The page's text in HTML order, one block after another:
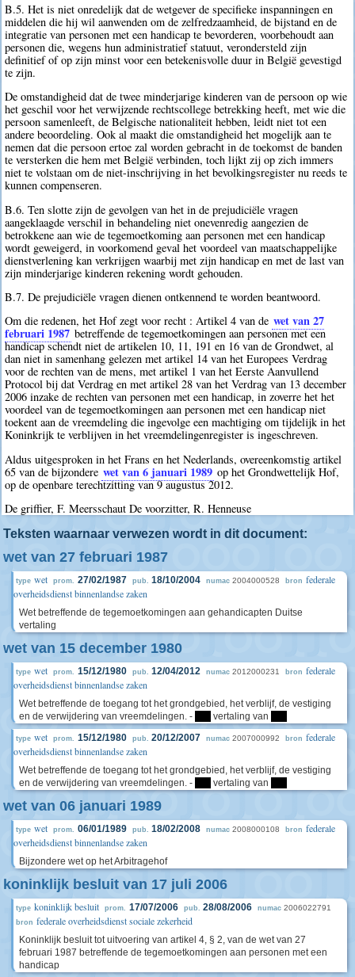
B.5. Het is niet onredelijk dat de wetgever de specifieke inspanningen en
middelen die hij wil aanwenden om de zelfredzaamheid, de bijstand en de
integratie van personen met een handicap te bevorderen, voorbehoudt aan
personen die, wegens hun administratief statuut, verondersteld zijn
definitief of op zijn minst voor een betekenisvolle duur in België gevestigd
te zijn.
De omstandigheid dat de twee minderjarige kinderen van de persoon op wie
het geschil voor het verwijzende rechtscollege betrekking heeft, met wie die
persoon samenleeft, de Belgische nationaliteit hebben, leidt niet tot een
andere beoordeling. Ook al maakt die omstandigheid het mogelijk aan te
nemen dat die persoon ertoe zal worden gebracht in de toekomst de banden
te versterken die hem met België verbinden, toch lijkt zij op zich immers
niet te volstaan om de niet-inschrijving in het bevolkingsregister nu reeds te
kunnen compenseren.
B.6. Ten slotte zijn de gevolgen van het in de prejudiciële vragen
aangeklaagde verschil in behandeling niet onevenredig aangezien de
betrokkene aan wie de tegemoetkoming aan personen met een handicap
wordt geweigerd, in voorkomend geval het voordeel van maatschappelijke
dienstverlening kan verkrijgen waarbij met zijn handicap en met de last van
zijn minderjarige kinderen rekening wordt gehouden.
B.7. De prejudiciële vragen dienen ontkennend te worden beantwoord.
Om die redenen, het Hof zegt voor recht : Artikel 4 van de wet van 27
februari 1987 betreffende de tegemoetkomingen aan personen met een
handicap schendt niet de artikelen 10, 11, 191 en 16 van de Grondwet, al
dan niet in samenhang gelezen met artikel 14 van het Europees Verdrag
voor de rechten van de mens, met artikel 1 van het Eerste Aanvullend
Protocol bij dat Verdrag en met artikel 28 van het Verdrag van 13 december
2006 inzake de rechten van personen met een handicap, in zoverre het het
voordeel van de tegemoetkomingen aan personen met een handicap niet
toekent aan de vreemdeling die ingevolge een machtiging om tijdelijk in het
Koninkrijk te verblijven in het vreemdelingenregister is ingeschreven.
Aldus uitgesproken in het Frans en het Nederlands, overeenkomstig artikel
65 van de bijzondere wet van 6 januari 1989 op het Grondwettelijk Hof,
op de openbare terechtzitting van 9 augustus 2012.
De griffier, F. Meersschaut De voorzitter, R. Henneuse
Teksten waarnaar verwezen wordt in dit document:
wet van 27 februari 1987
type wet prom. 27/02/1987 pub. 18/10/2004 numac 2004000528 bron federale
overheidsdienst binnenlandse zaken
Wet betreffende de tegemoetkomingen aan gehandicapten Duitse
vertaling
wet van 15 december 1980
type wet prom. 15/12/1980 pub. 12/04/2012 numac 2012000231 bron federale
overheidsdienst binnenlandse zaken
Wet betreffende de toegang tot het grondgebied, het verblijf, de vestiging
en de verwijdering van vreemdelingen. -
vertaling van
type wet prom. 15/12/1980 pub. 20/12/2007 numac 2007000992 bron federale
overheidsdienst binnenlandse zaken
Wet betreffende de toegang tot het grondgebied, het verblijf, de vestiging
en de verwijdering van vreemdelingen. -
vertaling van
wet van 06 januari 1989
type wet prom. 06/01/1989 pub. 18/02/2008 numac 2008000108 bron federale
overheidsdienst binnenlandse zaken
Bijzondere wet op het Arbitragehof
koninklijk besluit van 17 juli 2006
type koninklijk besluit prom. 17/07/2006 pub. 28/08/2006 numac 2006022791
bron federale overheidsdienst sociale zekerheid
Koninklijk besluit tot uitvoering van artikel 4, § 2, van de wet van 27
februari 1987 betreffende de tegemoetkomingen aan personen met een
handicap